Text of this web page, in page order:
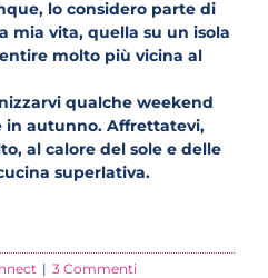
lo considero parte di
mia vita, quella su un isola
molto più vicina al
qualche weekend
in autunno. Affrettatevi,
al calore del sole e delle
superlativa.
| 3 Commenti